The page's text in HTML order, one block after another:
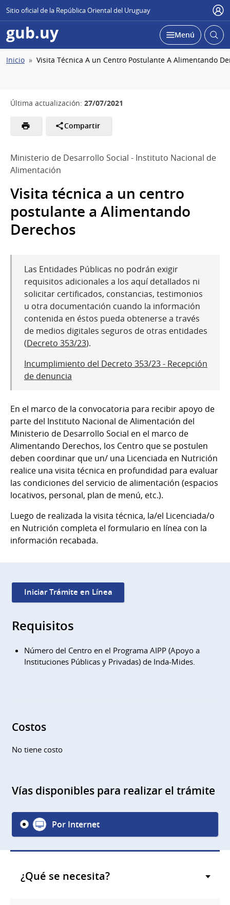
Sitio oficial de la República Oriental del Uruguay
gub.uy Desplegar
Menú Abrir
Ruta
Inicio Visita Técnica A un Centro Postulante A Alimentando
Última actualización: 27/07/2021
Compartir
Ministerio de Desarrollo Social - Instituto Nacional de
Alimentación
Visita técnica a un centro
postulante a Alimentando
Derechos
Las Entidades Públicas no podrán exigir
requisitos adicionales a los aquí detallados ni
solicitar certificados, constancias, testimonios
u otra documentación cuando la información
contenida en éstos pueda obtenerse a través
de medios digitales seguros de otras entidades
(Decreto 353/23).
Incumplimiento del Decreto 353/23 - Recepción
de denuncia
En el marco de la convocatoria para recibir apoyo de
parte del Instituto Nacional de Alimentación del
Ministerio de Desarrollo Social en el marco de
Alimentando Derechos, los Centro que se postulen
deben coordinar que un/ una Licenciada en Nutrición
realice una visita técnica en profundidad para evaluar
las condiciones del servicio de alimentación (espacios
locativos, personal, plan de menú, etc.).
Luego de realizada la visita técnica, la/el Licenciada/o
en Nutrición completa el formulario en línea con la
información recabada.
Iniciar Trámite en Línea
Requisitos
Número del Centro en el Programa AIPP (Apoyo a
Instituciones Públicas y Privadas) de Inda-Mides.
Costos
No tiene costo
Vías disponibles para realizar el trámite
Por Internet
¿Qué se necesita?